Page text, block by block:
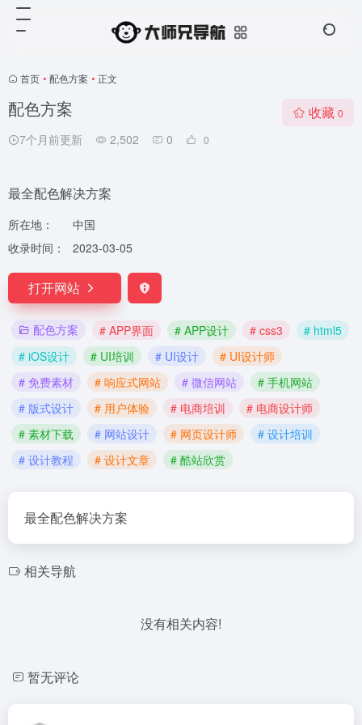
首页 • 配色方案 • 正文
配色方案
7个月前更新 2,502 0 0
收藏 0
最全配色解决方案
所在地：
中国
收录时间：
2023-03-05
打开网站
配色方案 # APP界面 # APP设计 # css3
# html5
# iOS设计
# UI培训 # UI设计
# UI设计师
# 免费素材
# 响应式网站 # 微信网站
# 手机网站
# 版式设计
# 用户体验 # 电商培训
# 电商设计师
# 素材下载
# 网站设计 # 网页设计师
# 设计培训
# 设计教程
# 设计文章 # 酷站欣赏
最全配色解决方案
相关导航
没有相关内容!
暂无评论